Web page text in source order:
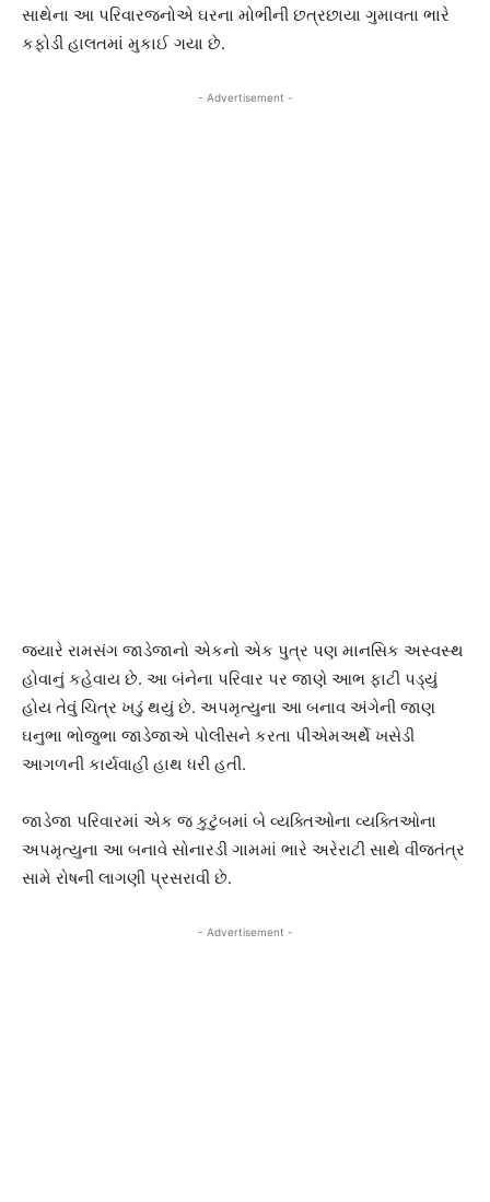
સાથેના આ પરિવારજનોએ ઘરના મોભીની છત્રછાયા ગુમાવતા ભારે
કફોડી હાલતમાં મુકાઈ ગયા છે.
- Advertisement -
જ્યારે રામસંગ જાડેજાનો એકનો એક પુત્ર પણ માનસિક અસ્વસ્થ
હોવાનું કહેવાય છે. આ બંનેના પરિવાર પર જાણે આભ ફાટી પડ્યું
હોય તેવું ચિત્ર ખડું થયું છે. અપમૃત્યુના આ બનાવ અંગેની જાણ
ઘનુભા ભોજુભા જાડેજાએ પોલીસને કરતા પીએમઅર્થે ખસેડી
આગળની કાર્યવાહી હાથ ધરી હતી.
જાડેજા પરિવારમાં એક જ કુટુંબમાં બે વ્યક્તિઓના વ્યક્તિઓના
અપમૃત્યુના આ બનાવે સોનારડી ગામમાં ભારે અરેરાટી સાથે વીજતંત્ર
સામે રોષની લાગણી પ્રસરાવી છે.
- Advertisement -